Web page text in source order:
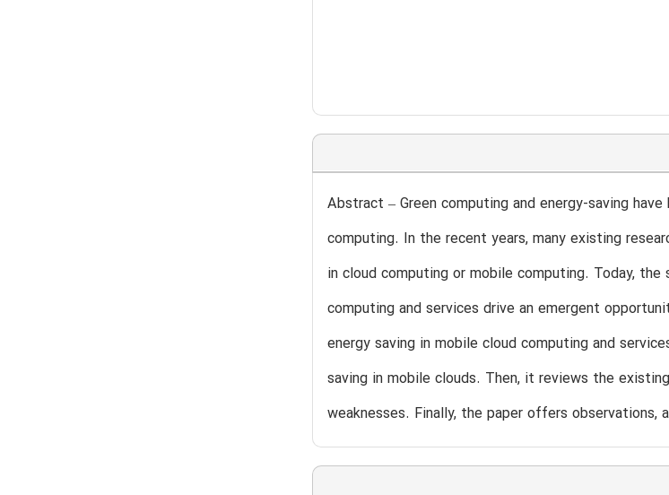
Abstract – Green computing and energy-saving
computing. In the recent years, many existing
in cloud computing or mobile computing. Today,
computing and services drive an emergent
energy saving in mobile cloud computing and
saving in mobile clouds. Then, it reviews the
weaknesses. Finally, the paper offers